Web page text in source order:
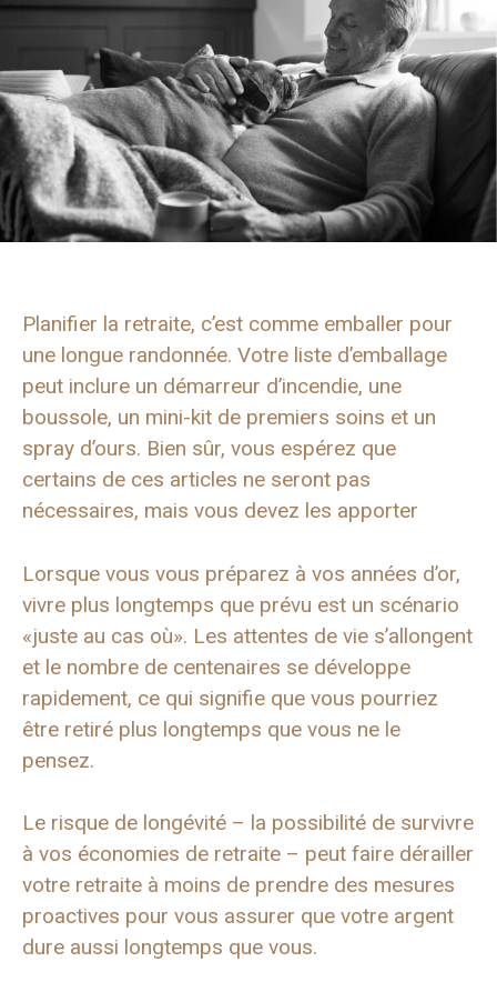
Planifier la retraite, c’est comme emballer pour
une longue randonnée. Votre liste d’emballage
peut inclure un démarreur d’incendie, une
boussole, un mini-kit de premiers soins et un
spray d’ours. Bien sûr, vous espérez que
certains de ces articles ne seront pas
nécessaires, mais vous devez les apporter
Lorsque vous vous préparez à vos années d’or,
vivre plus longtemps que prévu est un scénario
«juste au cas où». Les attentes de vie s’allongent
et le nombre de centenaires se développe
rapidement, ce qui signifie que vous pourriez
être retiré plus longtemps que vous ne le
pensez.
Le risque de longévité – la possibilité de survivre
à vos économies de retraite – peut faire dérailler
votre retraite à moins de prendre des mesures
proactives pour vous assurer que votre argent
dure aussi longtemps que vous.